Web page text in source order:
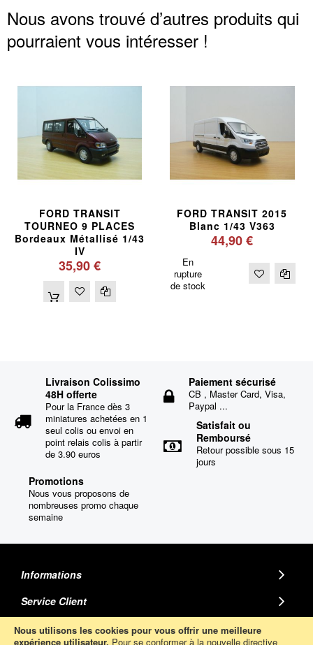
Nous utilisons les cookies pour vous offrir une meilleure
expérience utilisateur. Pour se conformer à la nouvelle directive
Nous avons trouvé d’autres produits qui
pourraient vous intéresser !
FORD TRANSIT
TOURNEO 9 PLACES
Bordeaux Métallisé 1/43
IV
35,90 €
FORD TRANSIT 2015
Blanc 1/43 V363
44,90 €
En
rupture
de stock
Livraison Colissimo
48H offerte
Pour la France dès 3
miniatures achetées en 1
seul colis ou envoi en
point relais colis à partir
de 3.90 euros
Paiement sécurisé
CB , Master Card, Visa,
Paypal ...
Satisfait ou
Remboursé
Retour possible sous 15
jours
Promotions
Nous vous proposons de
nombreuses promo chaque
semaine
Informations
Service Client
MINIATURE AUTO